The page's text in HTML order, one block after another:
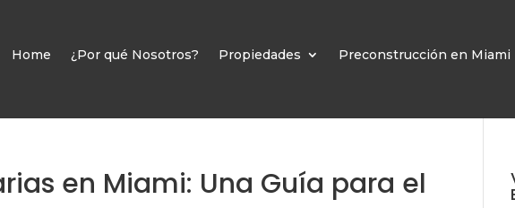
Home ¿Por qué Nosotros? Propiedades Preconstrucción en Miami
en Miami: Una Guía para el